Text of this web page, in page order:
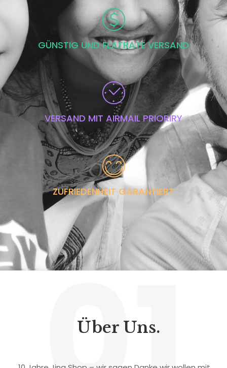
GÜNSTIG UND FLATRATE VERSAND
VERSAND MIT AIRMAIL PRIORIRY
ZUFRIEDENHEIT GARANTIERT
Über Uns.